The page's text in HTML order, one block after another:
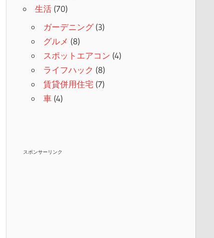
生活(70)
ガーデニング(3)
グルメ (8)
スポットエアコン (4)
ライフハック (8)
賃貸併用住宅 (7)
車(4)
スポンサーリンク